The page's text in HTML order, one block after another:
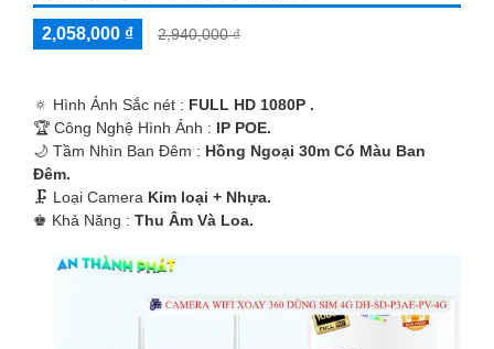
2,058,000 ₫ 2,940,000 ₫
🔅 Hình Ảnh Sắc nét : FULL HD 1080P .
🏆 Công Nghệ Hình Ảnh : IP POE.
🌙 Tầm Nhìn Ban Đêm : Hồng Ngoại 30m Có Màu Ban
Ðêm.
🗜️ Loại Camera Kim loại + Nhựa.
️♚ Khả Năng : Thu Âm Và Loa.